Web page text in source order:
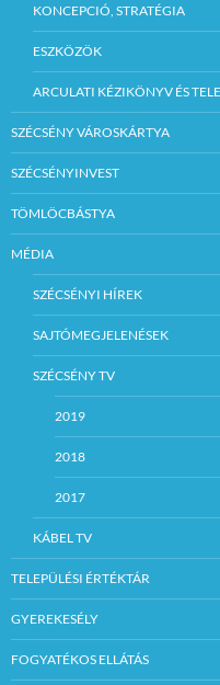
KONCEPCIÓ, STRATÉGIA
ESZKÖZÖK
ARCULATI KÉZIKÖNYV ÉS
SZÉCSÉNY VÁROSKÁRTYA
SZÉCSÉNYINVEST
TÖMLÖCBÁSTYA
MÉDIA
SZÉCSÉNYI HÍREK
SAJTÓMEGJELENÉSEK
SZÉCSÉNY TV
2019
2018
2017
KÁBEL TV
TELEPÜLÉSI ÉRTÉKTÁR
GYEREKESÉLY
FOGYATÉKOS ELLÁTÁS